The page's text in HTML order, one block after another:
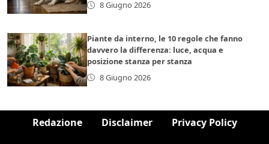
8 Giugno 2026
Piante da interno, le 10 regole che fanno
davvero la differenza: luce, acqua e
posizione stanza per stanza
8 Giugno 2026
Redazione Disclaimer Privacy Policy